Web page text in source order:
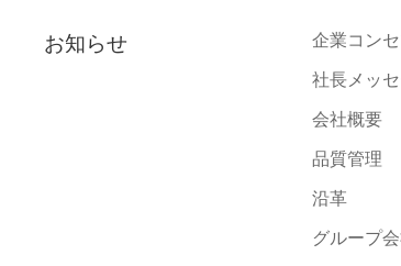
お知らせ 企業コンセ
社長メッ
会社概要
品質管理
沿革
グループ